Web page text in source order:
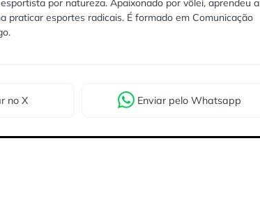
por natureza. Apaixonado por vôlei, aprendeu a
praticar esportes radicais. É formado em Comunicação
no X Enviar pelo Whatsapp